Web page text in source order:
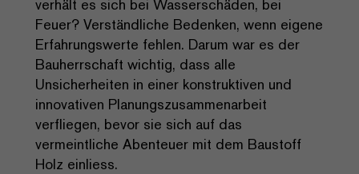
verhält es sich bei Wasserschäden, bei
Feuer? Verständliche Bedenken, wenn eigene
Erfahrungswerte fehlen. Darum war es der
Bauherrschaft wichtig, dass alle
Unsicherheiten in einer konstruktiven und
innovativen Planungszusammenarbeit
verfliegen, bevor sie sich auf das
vermeintliche Abenteuer mit dem Baustoff
Holz einliess.